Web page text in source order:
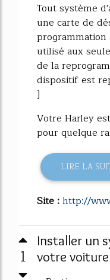
Tout système
une carte de
utilisé aux
de la
dispositif est
]
Votre Harley
pour quelque
LIRE LA
Site :http://
1
Installer un
votre voiture